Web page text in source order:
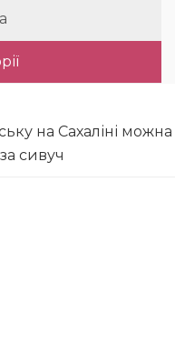
на Сахаліні можна
сивуч